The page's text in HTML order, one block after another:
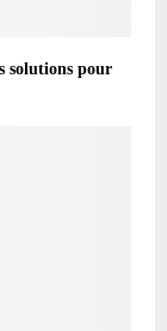
solutions pour